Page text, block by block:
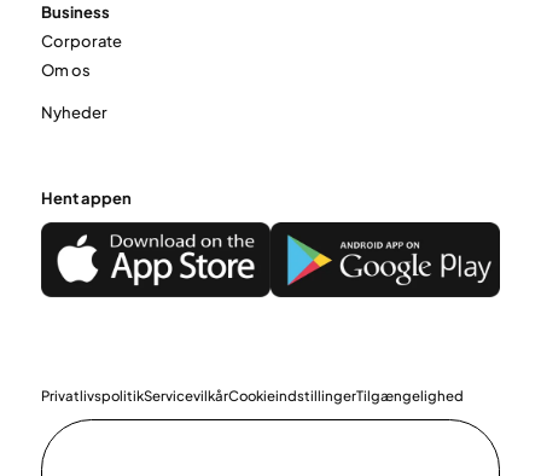
Business
Corporate
Om os
Nyheder
Hent appen
PrivatlivspolitikServicevilkårCookieindstillingerTilgængelighed